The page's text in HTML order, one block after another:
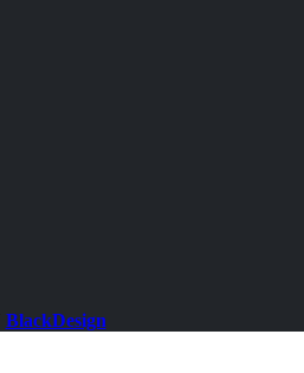
BlackDesign